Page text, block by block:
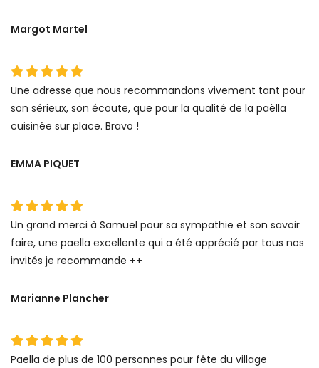
Margot Martel
Une adresse que nous recommandons vivement tant pour
son sérieux, son écoute, que pour la qualité de la paëlla
cuisinée sur place. Bravo !
EMMA PIQUET
Un grand merci à Samuel pour sa sympathie et son savoir
faire, une paella excellente qui a été apprécié par tous nos
invités je recommande ++
Marianne Plancher
Paella de plus de 100 personnes pour fête du village